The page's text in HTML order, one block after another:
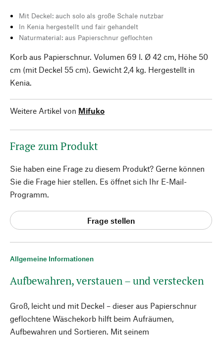
Allgemeine Informationen
Aufbewahren, verstauen – und verstecken
Groß, leicht und mit Deckel – dieser aus Papierschnur
geflochtene Wäschekorb hilft beim Aufräumen,
Aufbewahren und Sortieren. Mit seinem
Mit Deckel: auch solo als große Schale nutzbar
In Kenia hergestellt und fair gehandelt
Naturmaterial: aus Papierschnur geflochten
Korb aus Papierschnur. Volumen 69 l. Ø 42 cm, Höhe 50
cm (mit Deckel 55 cm). Gewicht 2,4 kg. Hergestellt in
Kenia.
Weitere Artikel von Mifuko
Frage zum Produkt
Sie haben eine Frage zu diesem Produkt? Gerne können
Sie die Frage hier stellen. Es öffnet sich Ihr E-Mail-
Programm.
Frage stellen